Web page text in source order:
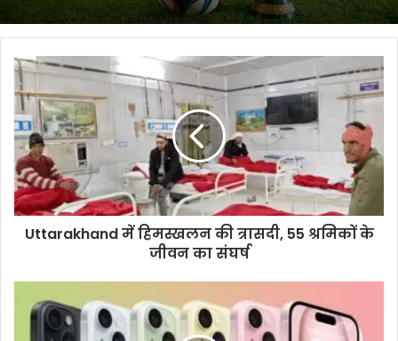
Uttarakhand
में
हिमस्खलन
की
त्रासदी,
55
श्रमिकों
के
जीवन
Uttarakhand में हिमस्खलन की त्रासदी, 55 श्रमिकों के
जीवन का संघर्ष